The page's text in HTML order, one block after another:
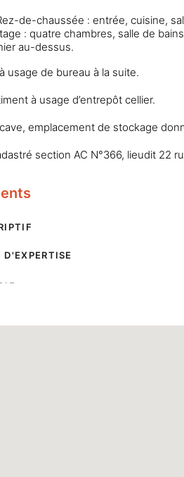
de-chaussée : entrée, cuisine,
: quatre chambres, salle de
au-dessus.
usage de bureau à la suite.
à usage d’entrepôt cellier.
emplacement de stockage
section AC N°366, lieudit 22
D'EXPERTISE